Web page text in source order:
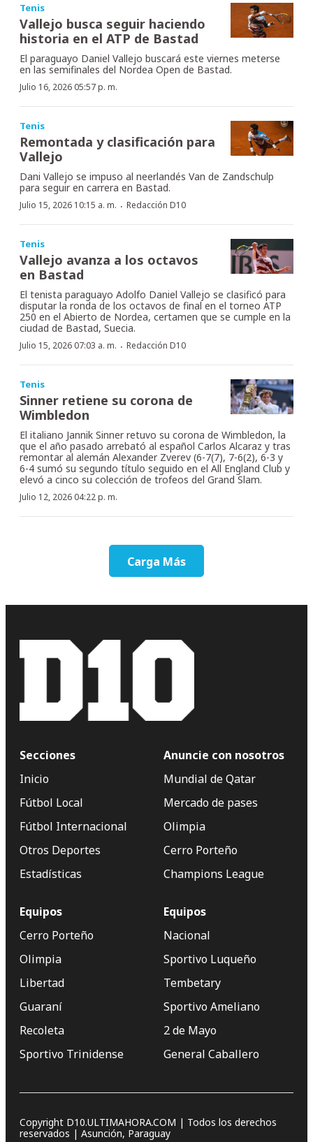
Tenis
Vallejo busca seguir haciendo
historia en el ATP de Bastad
El paraguayo Daniel Vallejo buscará este viernes meterse
en las semifinales del Nordea Open de Bastad.
Julio 16, 2026 05:57 p. m.
Tenis
Remontada y clasificación para
Vallejo
Dani Vallejo se impuso al neerlandés Van de Zandschulp
para seguir en carrera en Bastad.
Julio 15, 2026 10:15 a. m. · Redacción D10
Tenis
Vallejo avanza a los octavos
en Bastad
El tenista paraguayo Adolfo Daniel Vallejo se clasificó para
disputar la ronda de los octavos de final en el torneo ATP
250 en el Abierto de Nordea, certamen que se cumple en la
ciudad de Bastad, Suecia.
Julio 15, 2026 07:03 a. m. · Redacción D10
Tenis
Sinner retiene su corona de
Wimbledon
El italiano Jannik Sinner retuvo su corona de Wimbledon, la
que el año pasado arrebató al español Carlos Alcaraz y tras
remontar al alemán Alexander Zverev (6-7(7), 7-6(2), 6-3 y
6-4 sumó su segundo título seguido en el All England Club y
elevó a cinco su colección de trofeos del Grand Slam.
Julio 12, 2026 04:22 p. m.
Carga Más
Secciones
Inicio
Fútbol Local
Fútbol Internacional
Otros Deportes
Estadísticas
Anuncie con nosotros
Mundial de Qatar
Mercado de pases
Olimpia
Cerro Porteño
Champions League
Equipos
Cerro Porteño
Olimpia
Libertad
Guaraní
Recoleta
Sportivo Trinidense
Equipos
Nacional
Sportivo Luqueño
Tembetary
Sportivo Ameliano
2 de Mayo
General Caballero
Copyright D10.ULTIMAHORA.COM | Todos los derechos
reservados | Asunción, Paraguay